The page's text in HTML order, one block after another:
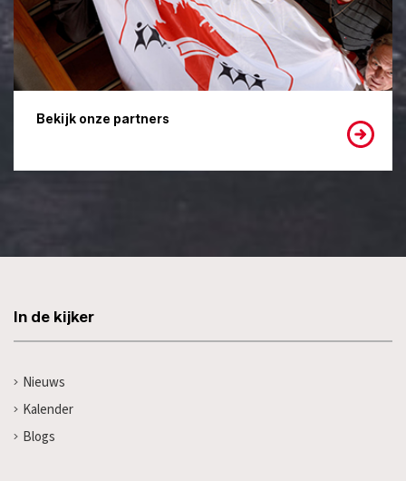
Bekijk onze partners
In de kijker
Nieuws
Kalender
Blogs